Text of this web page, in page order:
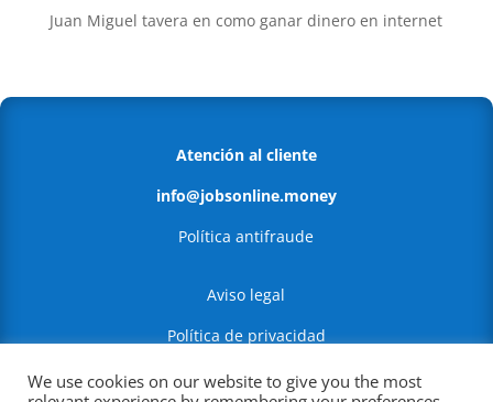
Juan Miguel tavera en como ganar dinero en internet
Atención al cliente
info@jobsonline.money
Política antifraude
Aviso legal
Política de privacidad
Política de Cookies
We use cookies on our website to give you the most